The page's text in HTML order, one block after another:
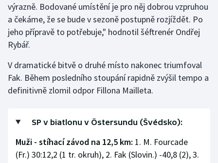
výrazně. Bodované umístění je pro něj dobrou vzpruhou
a čekáme, že se bude v sezoně postupně rozjíždět. Po
jeho přípravě to potřebuje," hodnotil šéftrenér Ondřej
Rybář.
V dramatické bitvě o druhé místo nakonec triumfoval
Fak. Během posledního stoupání rapidně zvýšil tempo a
definitivně zlomil odpor Fillona Mailleta.
SP v biatlonu v Östersundu (Švédsko):
Muži - stíhací závod na 12,5 km: 1. M. Fourcade
(Fr.) 30:12,2 (1 tr. okruh), 2. Fak (Slovin.) -40,8 (2), 3.